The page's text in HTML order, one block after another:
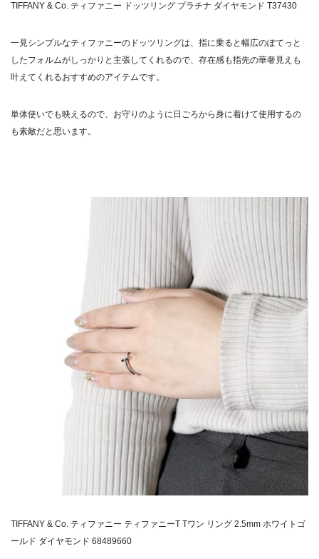
TIFFANY & Co. ティファニー ドッツリング プラチナ ダイヤモンド T37430
一見シンプルなティファニーのドッツリングは、指に乗ると幅広のぽてっと
したフォルムがしっかりと主張してくれるので、存在感も指先の華奢見えも
叶えてくれるおすすめのアイテムです。
単体使いでも映えるので、お守りのように日ごろから身に着けて使用するの
も素敵だと思います。
TIFFANY & Co. ティファニー ティファニーT Tワン リング 2.5mm ホワイトゴ
ールド ダイヤモンド 68489660